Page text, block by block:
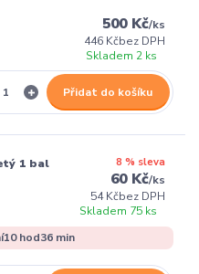
500 Kč/ks
446 Kčbez DPH
Skladem 2 ks
Přidat do košíku
1 bal 8 % sleva
60 Kč/ks
54 Kčbez DPH
Skladem 75 ks
10hod36min